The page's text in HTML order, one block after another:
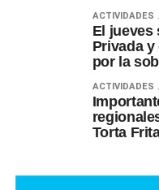
ACTIVIDADES
El jueves
Privada y
por la
ACTIVIDADES
Torta